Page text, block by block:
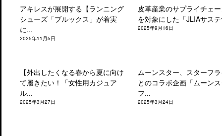
アキレスが展開する【ランニング
シューズ「ブルックス」が着実
に...
2025年11月5日
皮革産業のサプライチェ
を対象にした「JLIAサス
2025年9月16日
【外出したくなる春から夏に向け
て履きたい！「女性用カジュア
ル...
2025年3月27日
ムーンスター、スターフ
とのコラボ企画「ムーン
フ...
2025年3月24日